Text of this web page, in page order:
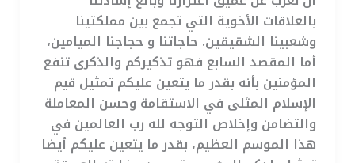
بالعلاقات الأخوية التي تجمع بين مملكتينا
وشعبينا الشقيقين. حاجاتنا و حجاجنا الميامين،
أما المقصد السابع فهو تذكيركم والذكرى تنفع
المؤمنين بأنه بقدر ما يتعين عليكم تمثيل قيم
الإسلام المثلى في الاستقامة وحسن المعاملة
والتضامن وإخلاص التوجه لله رب العالمين في
هذا الموسم العظيم، بقدر ما يتعين عليكم أيضا